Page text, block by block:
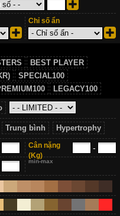
Chỉ số ẩn
BEST PLAYER
SPECIAL100
LEGACY100
Trung bình Hypertrophy
Cân nặng
(Kg)
min-max
-